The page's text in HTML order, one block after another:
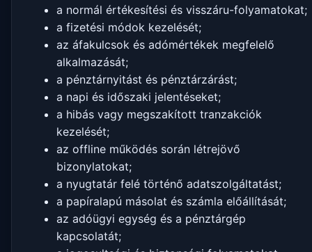
a normál értékesítési és visszáru-folyamatokat;
a fizetési módok kezelését;
az áfakulcsok és adómértékek megfelelő
alkalmazását;
a pénztárnyitást és pénztárzárást;
a napi és időszaki jelentéseket;
a hibás vagy megszakított tranzakciók
kezelését;
az offline működés során létrejövő
bizonylatokat;
a nyugtatár felé történő adatszolgáltatást;
a papíralapú másolat és számla előállítását;
az adóügyi egység és a pénztárgép
kapcsolatát;